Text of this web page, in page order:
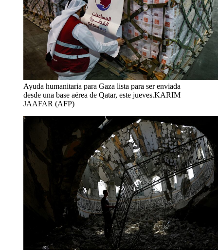
Ayuda humanitaria para Gaza lista para ser enviada
desde una base aérea de Qatar, este jueves.KARIM
JAAFAR (AFP)